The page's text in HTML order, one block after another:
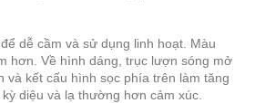
dễ cầm và sử dụng linh hoạt. Màu
hơn. Về hình dáng, trục lượn sóng mở
và kết cấu hình sọc phía trên làm tăng
diệu và lạ thường hơn cảm xúc.